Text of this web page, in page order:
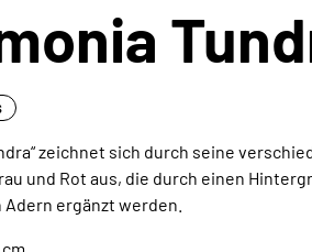
in jeden Einrichtungsstil
Außergewöhnliche
Jetzt entdecken
erhalte inspirierende
zeichnet sich durch seine
und Rot aus, die durch einen
ergänzt werden.